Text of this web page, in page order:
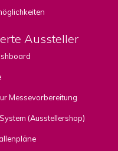
Aussteller
Messevorbereitung
(Ausstellershop)